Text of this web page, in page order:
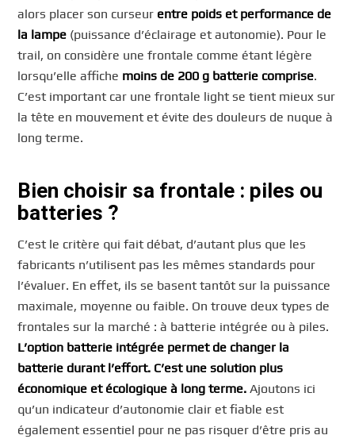
alors placer son curseur entre poids et performance de
la lampe (puissance d’éclairage et autonomie). Pour le
trail, on considère une frontale comme étant légère
lorsqu’elle affiche moins de 200 g batterie comprise.
C’est important car une frontale light se tient mieux sur
la tête en mouvement et évite des douleurs de nuque à
long terme.
Bien choisir sa frontale : piles ou
batteries ?
C’est le critère qui fait débat, d’autant plus que les
fabricants n’utilisent pas les mêmes standards pour
l’évaluer. En effet, ils se basent tantôt sur la puissance
maximale, moyenne ou faible. On trouve deux types de
frontales sur la marché : à batterie intégrée ou à piles.
L’option batterie intégrée permet de changer la
batterie durant l’effort. C’est une solution plus
économique et écologique à long terme. Ajoutons ici
qu’un indicateur d’autonomie clair et fiable est
également essentiel pour ne pas risquer d’être pris au